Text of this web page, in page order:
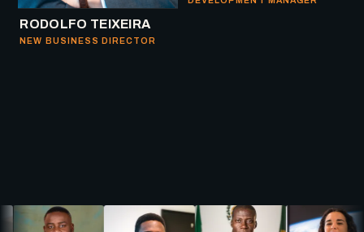
RODOLFO TEIXEIRA
NEW BUSINESS DIRECTOR